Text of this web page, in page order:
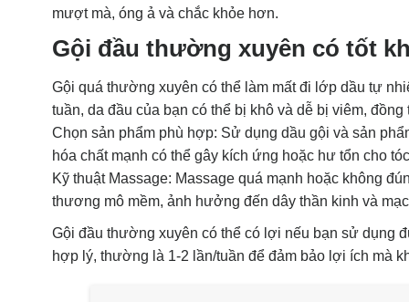
mượt mà, óng ả và chắc khỏe hơn.
Gội đầu thường xuyên có tốt
Gội quá thường xuyên có thể làm mất đi lớp dầu tự
tuần, da đầu của bạn có thể bị khô và dễ bị viêm,
Chọn sản phẩm phù hợp: Sử dụng dầu gội và sản
hóa chất mạnh có thể gây kích ứng hoặc hư tổn cho
Kỹ thuật Massage: Massage quá mạnh hoặc không
thương mô mềm, ảnh hưởng đến dây thần kinh và
Gội đầu thường xuyên có thể có lợi nếu bạn sử dụng
hợp lý, thường là 1-2 lần/tuần để đảm bảo lợi ích mà